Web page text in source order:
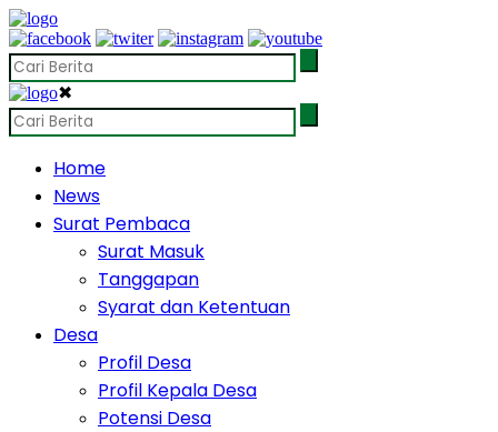
✖
Home
News
Surat Pembaca
Surat Masuk
Tanggapan
Syarat dan Ketentuan
Desa
Profil Desa
Profil Kepala Desa
Potensi Desa